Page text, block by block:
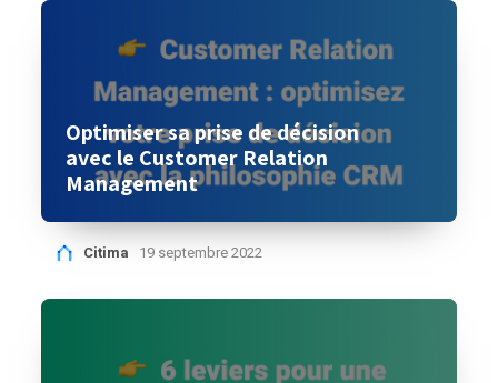
Optimiser sa prise de décision
avec le Customer Relation
Management
Citima 19 septembre 2022